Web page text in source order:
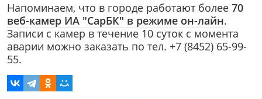
Напоминаем, что в городе работают более 70
веб-камер ИА "СарБК" в режиме он-лайн.
Записи с камер в течение 10 суток с момента
аварии можно заказать по тел. +7 (8452) 65-99-
55.